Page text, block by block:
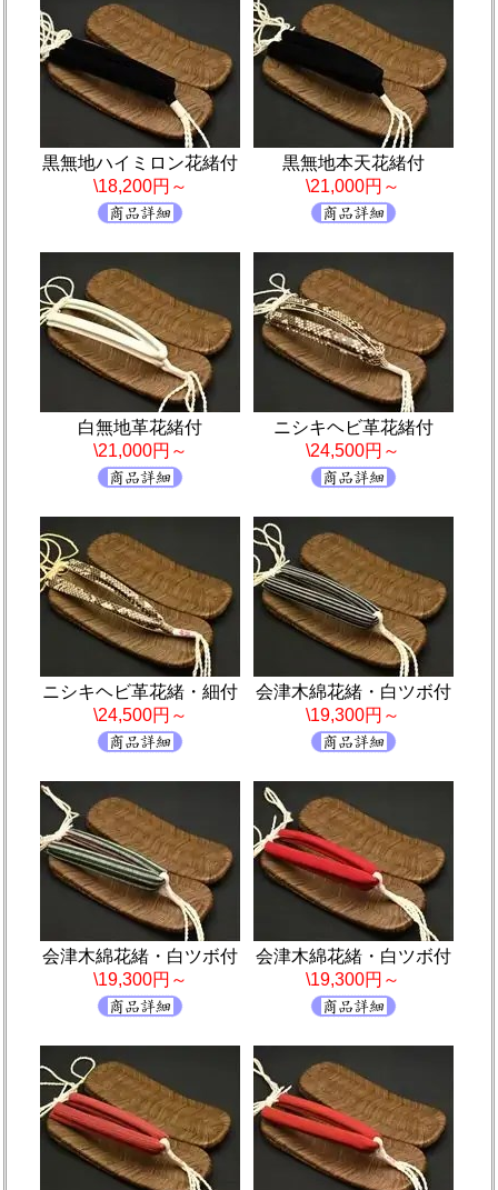
黒無地ハイミロン花緒付
\18,200円～
黒無地本天花緒付
\21,000円～
白無地革花緒付
\21,000円～
ニシキヘビ革花緒付
\24,500円～
ニシキヘビ革花緒・細付
\24,500円～
会津木綿花緒・白ツボ付
\19,300円～
会津木綿花緒・白ツボ付
\19,300円～
会津木綿花緒・白ツボ付
\19,300円～